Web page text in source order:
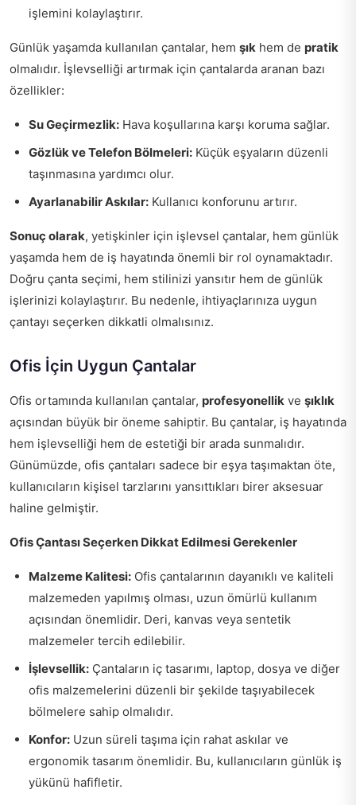
işlemini kolaylaştırır.
Günlük yaşamda kullanılan çantalar, hem şık hem de pratik
olmalıdır. İşlevselliği artırmak için çantalarda aranan bazı
özellikler:
Su Geçirmezlik: Hava koşullarına karşı koruma sağlar.
Gözlük ve Telefon Bölmeleri: Küçük eşyaların düzenli
taşınmasına yardımcı olur.
Ayarlanabilir Askılar: Kullanıcı konforunu artırır.
Sonuç olarak, yetişkinler için işlevsel çantalar, hem günlük
yaşamda hem de iş hayatında önemli bir rol oynamaktadır.
Doğru çanta seçimi, hem stilinizi yansıtır hem de günlük
işlerinizi kolaylaştırır. Bu nedenle, ihtiyaçlarınıza uygun
çantayı seçerken dikkatli olmalısınız.
Ofis İçin Uygun Çantalar
Ofis ortamında kullanılan çantalar, profesyonellik ve şıklık
açısından büyük bir öneme sahiptir. Bu çantalar, iş hayatında
hem işlevselliği hem de estetiği bir arada sunmalıdır.
Günümüzde, ofis çantaları sadece bir eşya taşımaktan öte,
kullanıcıların kişisel tarzlarını yansıttıkları birer aksesuar
haline gelmiştir.
Ofis Çantası Seçerken Dikkat Edilmesi Gerekenler
Malzeme Kalitesi: Ofis çantalarının dayanıklı ve kaliteli
malzemeden yapılmış olması, uzun ömürlü kullanım
açısından önemlidir. Deri, kanvas veya sentetik
malzemeler tercih edilebilir.
İşlevsellik: Çantaların iç tasarımı, laptop, dosya ve diğer
ofis malzemelerini düzenli bir şekilde taşıyabilecek
bölmelere sahip olmalıdır.
Konfor: Uzun süreli taşıma için rahat askılar ve
ergonomik tasarım önemlidir. Bu, kullanıcıların günlük iş
yükünü hafifletir.